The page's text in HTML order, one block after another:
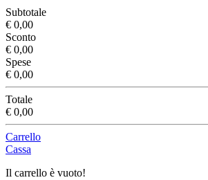
Subtotale
€ 0,00
Sconto
€ 0,00
Spese
€ 0,00
Totale
€ 0,00
Carrello
Cassa
Il carrello è vuoto!